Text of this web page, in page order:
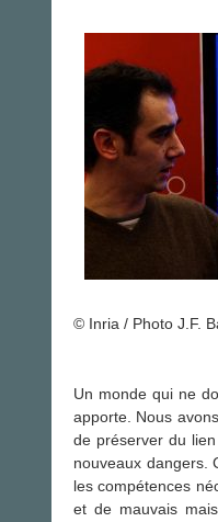
© Inria / Photo J.F.
Un monde qui ne
apporte. Nous
de préserver du
nouveaux dangers.
les compétences
et de mauvais